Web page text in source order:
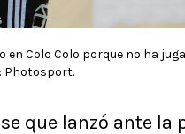
en Colo Colo porque no ha
Photosport.
que lanzó ante la